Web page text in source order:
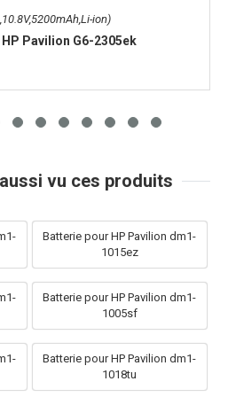
ion)
Pavilion G6-2305ek
vu ces produits
Batterie pour HP Pavilion dm1-
1015ez
Batterie pour HP Pavilion dm1-
1005sf
Batterie pour HP Pavilion dm1-
1018tu